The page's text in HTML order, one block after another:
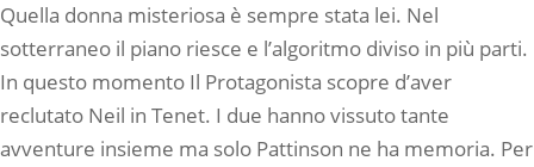
Quella donna misteriosa è sempre stata lei. Nel
sotterraneo il piano riesce e l’algoritmo diviso in più parti.
In questo momento Il Protagonista scopre d’aver
reclutato Neil in Tenet. I due hanno vissuto tante
avventure insieme ma solo Pattinson ne ha memoria. Per